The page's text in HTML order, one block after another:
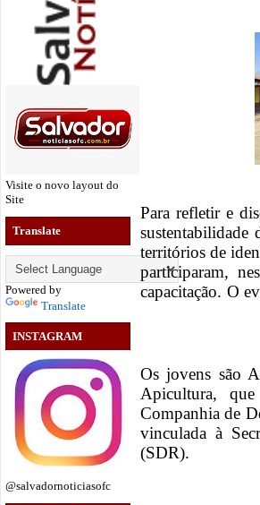
Visite o novo layout do
Site
Translate
Powered by
Translate
INSTAGRAM
@salvadornoticiasofc
Para refletir e
sustentabilidade
territórios de
participaram,
capacitação. O
Os jovens são
Apicultura,
Companhia de
vinculada à
(SDR).